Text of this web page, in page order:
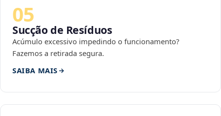
05
Sucção de Resíduos
Acúmulo excessivo impedindo o funcionamento?
Fazemos a retirada segura.
SAIBA MAIS